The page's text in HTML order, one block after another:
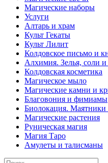
Магические наборы
Услуги
Алтарь и храм
Культ Гекаты
Культ Лилит
Колдовское письмо и
Алхимия. Зелья, соли и
Колдовская косметика
Магическое мыло
Магические камни и
Благовония и фимиамы
Биолокация. Маятники
Магические растения
Руническая магия
Магия Таро
Амулеты и талисманы